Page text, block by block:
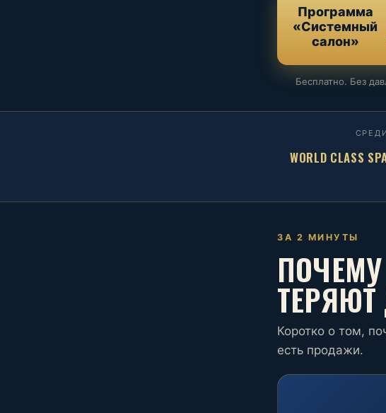
Программа
«Системный
салон»
Бесплатно. Без
WORLD CLASS
ЗА 2 МИНУТЫ
Коротко о том,
есть продажи.